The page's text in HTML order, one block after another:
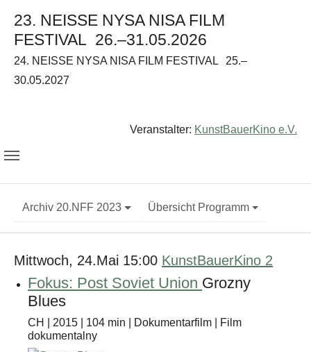
23. NEISSE NYSA NISA FILM
FESTIVAL 26.–31.05.2026
24. NEISSE NYSA NISA FILM FESTIVAL
25.–
30.05.2027
Veranstalter: KunstBauerKino e.V.
Archiv 20.NFF 2023 Übersicht Programm
Mittwoch, 24.Mai 15:00 KunstBauerKino 2
Fokus: Post Soviet Union Grozny
Blues
CH | 2015 | 104 min | Dokumentarfilm | Film
dokumentalny